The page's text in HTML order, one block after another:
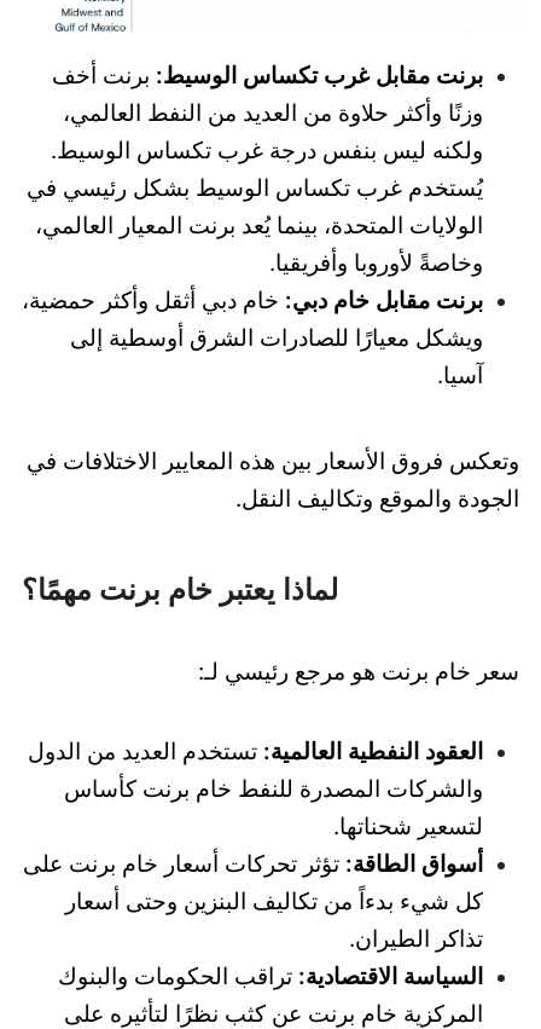
برنت مقابل غرب تكساس الوسيط: برنت أخف
وزنًا وأكثر حلاوة من العديد من النفط العالمي،
ولكنه ليس بنفس درجة غرب تكساس الوسيط.
يُستخدم غرب تكساس الوسيط بشكل رئيسي في
الولايات المتحدة، بينما يُعد برنت المعيار العالمي،
وخاصةً لأوروبا وأفريقيا.
برنت مقابل خام دبي: خام دبي أثقل وأكثر حمضية،
ويشكل معيارًا للصادرات الشرق أوسطية إلى
آسيا.
وتعكس فروق الأسعار بين هذه المعايير الاختلافات في
الجودة والموقع وتكاليف النقل.
لماذا يعتبر خام برنت مهمًا؟
سعر خام برنت هو مرجع رئيسي لـ:
العقود النفطية العالمية: تستخدم العديد من الدول
والشركات المصدرة للنفط خام برنت كأساس
لتسعير شحناتها.
أسواق الطاقة: تؤثر تحركات أسعار خام برنت على
كل شيء بدءاً من تكاليف البنزين وحتى أسعار
تذاكر الطيران.
السياسة الاقتصادية: تراقب الحكومات والبنوك
المركزية خام برنت عن كثب نظرًا لتأثيره على